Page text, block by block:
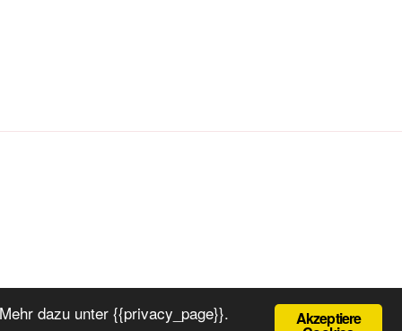
Akzeptiere
dazu unter {{privacy_page}}.